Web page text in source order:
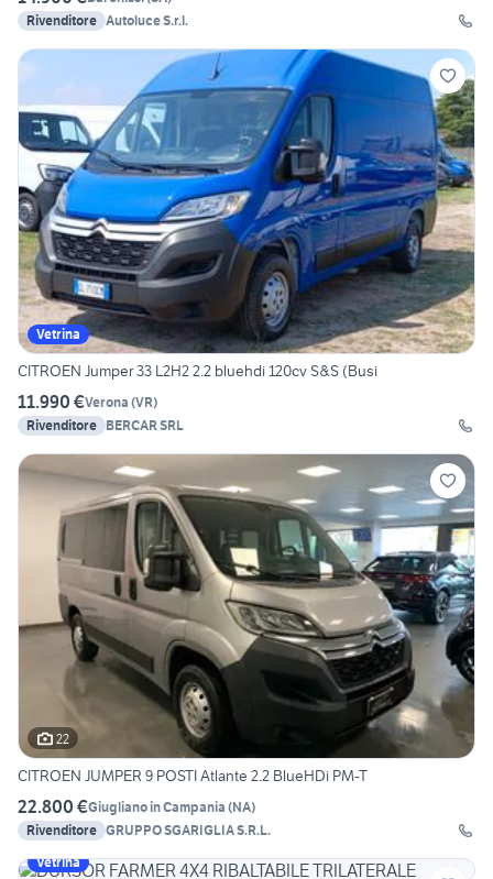
Rivenditore Autoluce S.r.l.
Vetrina
CITROEN Jumper 33 L2H2 2.2 bluehdi 120cv S&S (Busi
11.990 €Verona (VR)
Rivenditore BERCAR SRL
22
CITROEN JUMPER 9 POSTI Atlante 2.2 BlueHDi PM-T
22.800 €Giugliano in Campania (NA)
Rivenditore GRUPPO SGARIGLIA S.R.L.
Vetrina